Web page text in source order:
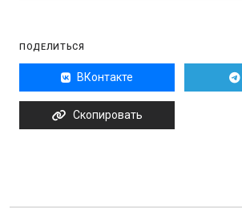
ПОДЕЛИТЬСЯ
ВКонтакте
Скопировать